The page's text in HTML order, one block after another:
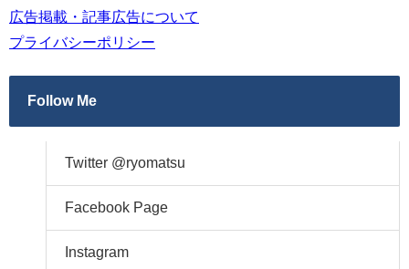
広告掲載・記事広告について
プライバシーポリシー
Follow Me
Twitter @ryomatsu
Facebook Page
Instagram